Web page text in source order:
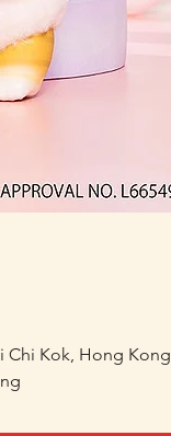
Chi Kok, Hong Kong